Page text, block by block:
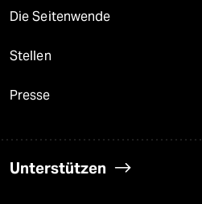
Die Seitenwende
Stellen
Presse
Unterstützen